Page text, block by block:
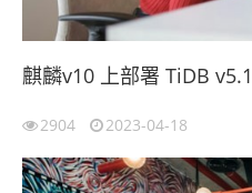
麒麟v10 上部署 TiDB
2904 2023-04-18